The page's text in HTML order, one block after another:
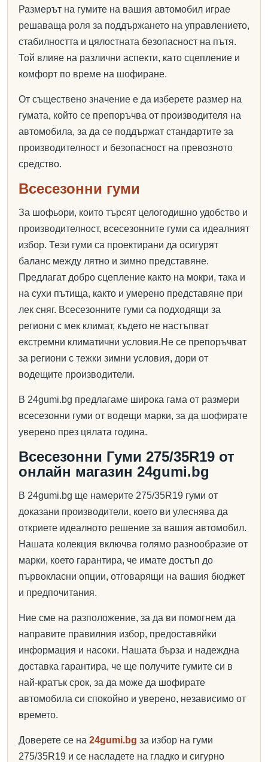
Размерът на гумите на вашия автомобил играе
решаваща роля за поддържането на управлението,
стабилността и цялостната безопасност на пътя.
Той влияе на различни аспекти, като сцепление и
комфорт по време на шофиране.
От съществено значение е да изберете размер на
гумата, който се препоръчва от производителя на
автомобила, за да се поддържат стандартите за
производителност и безопасност на превозното
средство.
Всесезонни гуми
За шофьори, които търсят целогодишно удобство и
производителност, всесезонните гуми са идеалният
избор. Тези гуми са проектирани да осигурят
баланс между лятно и зимно представяне.
Предлагат добро сцепление както на мокри, така и
на сухи пътища, както и умерено представяне при
лек сняг. Всесезонните гуми са подходящи за
региони с мек климат, където не настъпват
екстремни климатични условия.Не се препоръчват
за региони с тежки зимни условия, дори от
водещите производители.
В 24gumi.bg предлагаме широка гама от размери
всесезонни гуми от водещи марки, за да шофирате
уверено през цялата година.
Всесезонни Гуми 275/35R19 от
онлайн магазин 24gumi.bg
В 24gumi.bg ще намерите 275/35R19 гуми от
доказани производители, което ви улеснява да
откриете идеалното решение за вашия автомобил.
Нашата колекция включва голямо разнообразие от
марки, което гарантира, че имате достъп до
първокласни опции, отговарящи на вашия бюджет
и предпочитания.
Ние сме на разположение, за да ви помогнем да
направите правилния избор, предоставяйки
информация и насоки. Нашата бърза и надеждна
доставка гарантира, че ще получите гумите си в
най-кратък срок, за да може да шофирате
автомобила си спокойно и уверено, независимо от
времето.
Доверете се на 24gumi.bg за избор на гуми
275/35R19 и се насладете на гладко и сигурно